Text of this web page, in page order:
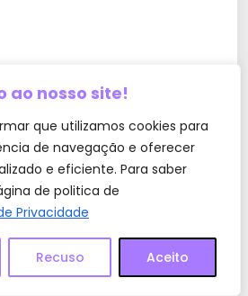
ao nosso site!
que utilizamos cookies para
de navegação e oferecer
e eficiente. Para saber
de politica de
Privacidade
Recuso Aceito